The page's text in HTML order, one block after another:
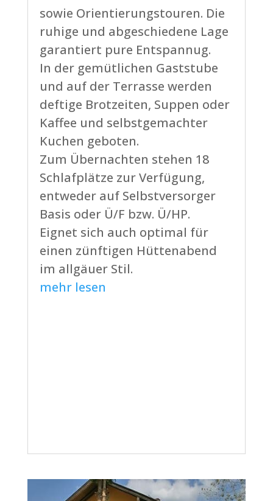
sowie Orientierungstouren. Die
ruhige und abgeschiedene Lage
garantiert pure Entspannug.
In der gemütlichen Gaststube
und auf der Terrasse werden
deftige Brotzeiten, Suppen oder
Kaffee und selbstgemachter
Kuchen geboten.
Zum Übernachten stehen 18
Schlafplätze zur Verfügung,
entweder auf Selbstversorger
Basis oder Ü/F bzw. Ü/HP.
Eignet sich auch optimal für
einen zünftigen Hüttenabend
im allgäuer Stil.
mehr lesen